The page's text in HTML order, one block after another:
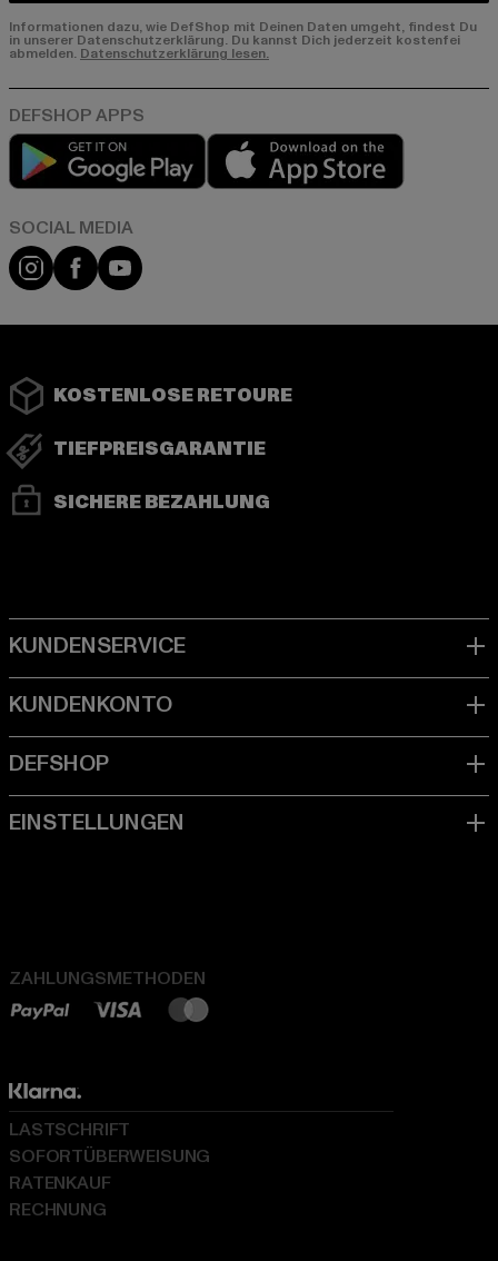
Informationen dazu, wie DefShop mit Deinen Daten umgeht, findest Du
in unserer Datenschutzerklärung. Du kannst Dich jederzeit kostenfei
abmelden. Datenschutzerklärung lesen.
Play market
Instagram
FacebookYouTube
KOSTENLOSE RETOURE
TIEFPREISGARANTIE
SICHERE BEZAHLUNG
ZAHLUNGSMETHODEN
LASTSCHRIFT
SOFORTÜBERWEISUNG
RATENKAUF
RECHNUNG